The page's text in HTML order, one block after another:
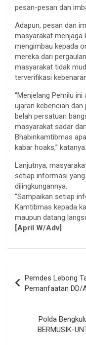
pesan-pesan dan
Adapun, pesan dan
masyarakat menjaga
mengimbau kepada
mereka dari
masyarakat tidak
terverifikasi
“Menjelang Pemilu
ujaran kebencian
belah persatuan
masyarakat sadar
Bhabinkamtibmas
kabar hoaks,” katanya.
Lanjutnya,
setiap informasi
dilingkungannya.
“Sampaikan setiap
Kamtibmas kepada
maupun datang
[April W/Adv]
pos
Pemdes Lebong
Pemanfaatan DD/
Polda
BERMUSIK-